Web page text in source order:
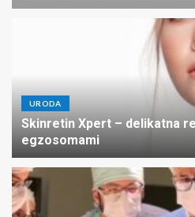
URODA
Skinretin Xpert – delikatna
egzosomami